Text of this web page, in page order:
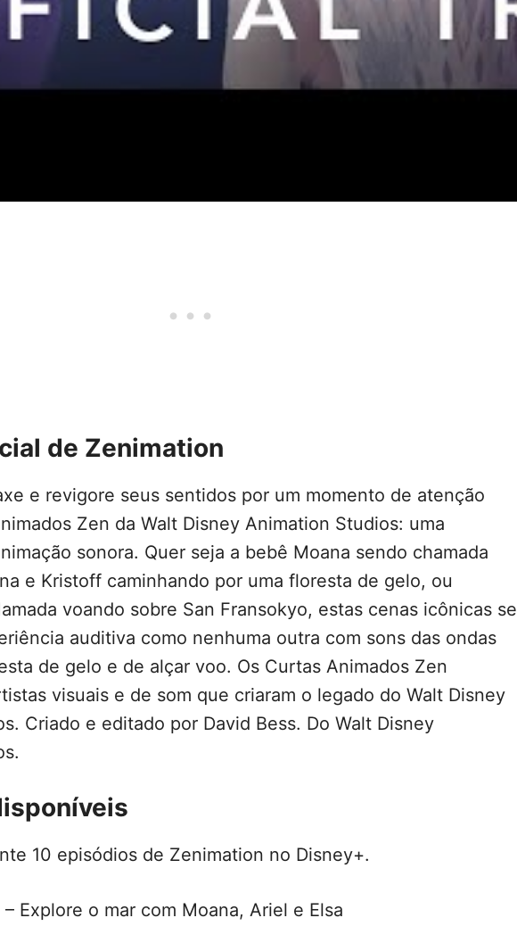
de Zenimation
e revigore seus sentidos por um momento de atenção
Zen da Walt Disney Animation Studios: uma
sonora. Quer seja a bebê Moana sendo chamada
e Kristoff caminhando por uma floresta de gelo, ou
voando sobre San Fransokyo, estas cenas icônicas se
auditiva como nenhuma outra com sons das ondas
de gelo e de alçar voo. Os Curtas Animados Zen
visuais e de som que criaram o legado do Walt Disney
Criado e editado por David Bess. Do Walt Disney
10 episódios de Zenimation no Disney+.
Explore o mar com Moana, Ariel e Elsa